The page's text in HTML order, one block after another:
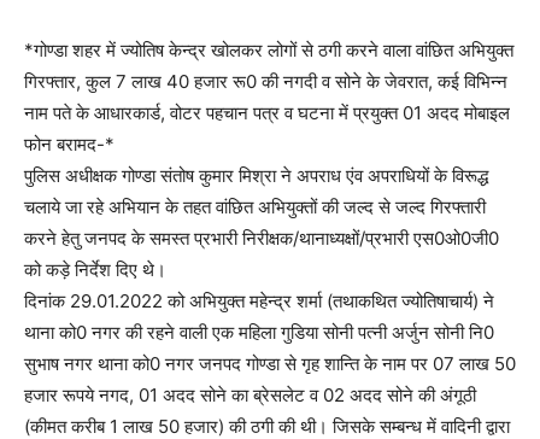
*गोण्डा शहर में ज्योतिष केन्द्र खोलकर लोगों से ठगी करने वाला वांछित अभियुक्त
गिरफ्तार, कुल 7 लाख 40 हजार रू0 की नगदी व सोने के जेवरात, कई विभिन्न
नाम पते के आधारकार्ड, वोटर पहचान पत्र व घटना में प्रयुक्त 01 अदद मोबाइल
फोन बरामद-*
पुलिस अधीक्षक गोण्डा संतोष कुमार मिश्रा ने अपराध एंव अपराधियों के विरूद्ध
चलाये जा रहे अभियान के तहत वांछित अभियुक्तों की जल्द से जल्द गिरफ्तारी
करने हेतु जनपद के समस्त प्रभारी निरीक्षक/थानाध्यक्षों/प्रभारी एस0ओ0जी0
को कड़े निर्देश दिए थे।
दिनांक 29.01.2022 को अभियुक्त महेन्द्र शर्मा (तथाकथित ज्योतिषाचार्य) ने
थाना को0 नगर की रहने वाली एक महिला गुडिया सोनी पत्नी अर्जुन सोनी नि0
सुभाष नगर थाना को0 नगर जनपद गोण्डा से गृह शान्ति के नाम पर 07 लाख 50
हजार रूपये नगद, 01 अदद सोने का ब्रेसलेट व 02 अदद सोने की अंगूठी
(कीमत करीब 1 लाख 50 हजार) की ठगी की थी। जिसके सम्बन्ध में वादिनी द्वारा